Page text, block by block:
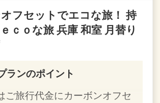
2026年4月1日～2026年11月
フセットでエコな旅！ 持
ｃｏな旅 兵庫 和室 月替り
ランのポイント
ご旅行代金にカーボンオフセ